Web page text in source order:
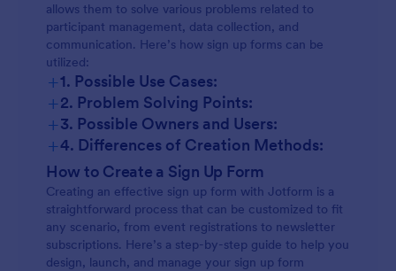
allows them to solve various problems related to
participant management, data collection, and
communication. Here’s how sign up forms can be
utilized:
+1. Possible Use Cases:
+2. Problem Solving Points:
+3. Possible Owners and Users:
+4. Differences of Creation Methods:
How to Create a Sign Up Form
Creating an effective sign up form with Jotform is a
straightforward process that can be customized to fit
any scenario, from event registrations to newsletter
subscriptions. Here’s a step-by-step guide to help you
design, launch, and manage your sign up form